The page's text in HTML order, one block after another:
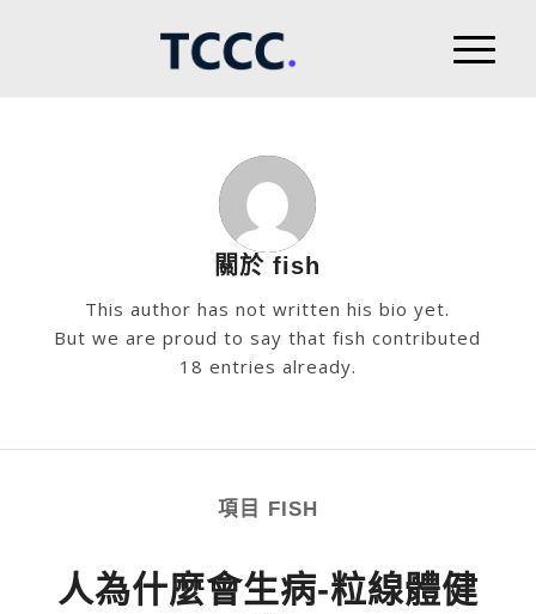
關於fish
This author has not written his bio yet.
But we are proud to say thatfish contributed
18 entries already.
項目 FISH
人為什麼會生病-粒線體健